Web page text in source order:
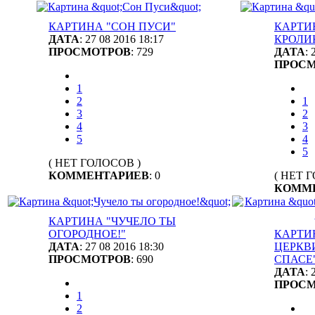
КАРТИНА "СОН ПУСИ"
ДАТА: 27 08 2016 18:17
ПРОСМОТРОВ: 729
1
2
3
4
5
( НЕТ ГОЛОСОВ )
КОММЕНТАРИЕВ: 0
ДАТА:
1
2
3
4
5
( НЕТ
КАРТИНА "ЧУЧЕЛО ТЫ
ОГОРОДНОЕ!"
ДАТА: 27 08 2016 18:30
ПРОСМОТРОВ: 690
1
2
ДАТА: